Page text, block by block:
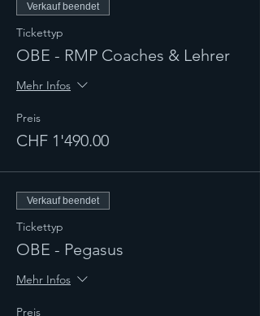
Verkauf beendet
Tickettyp
OBE - RMP Coaches & Lehrer
Mehr Infos
Preis
CHF 1'490.00
Verkauf beendet
Tickettyp
OBE - Pegasus
Mehr Infos
Preis